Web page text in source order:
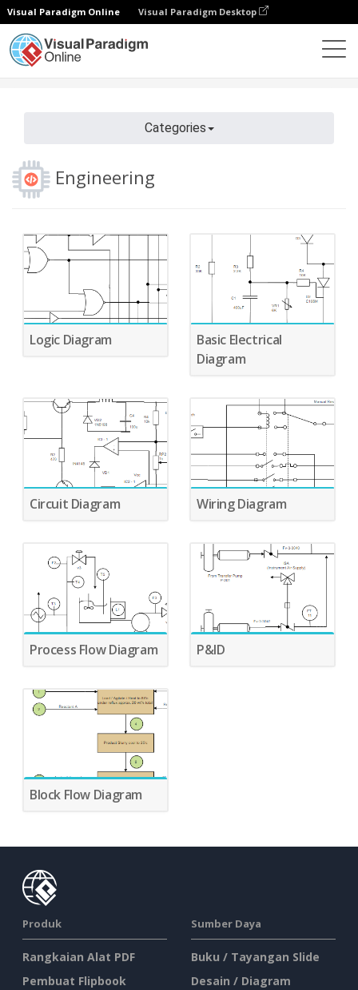
Visual Paradigm Online Visual Paradigm Desktop
Categories
Engineering
Logic Diagram
Basic Electrical
Diagram
Circuit Diagram Wiring Diagram
Process Flow Diagram P&ID
Block Flow Diagram
Produk
Rangkaian Alat PDF
Pembuat Flipbook
Sumber Daya
Buku / Tayangan Slide
Desain / Diagram